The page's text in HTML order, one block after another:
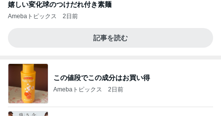
嬉しい変化球のつけだれ付き素麺
Amebaトピックス 2日前
記事を読む
この値段でこの成分はお買い得
Amebaトピックス 2日前